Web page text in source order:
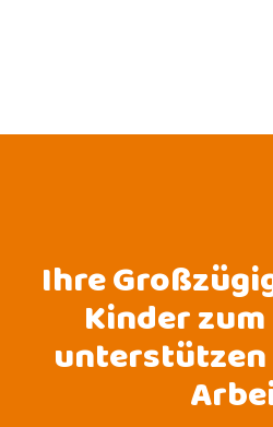
Ihre
Kinder
unterstützen